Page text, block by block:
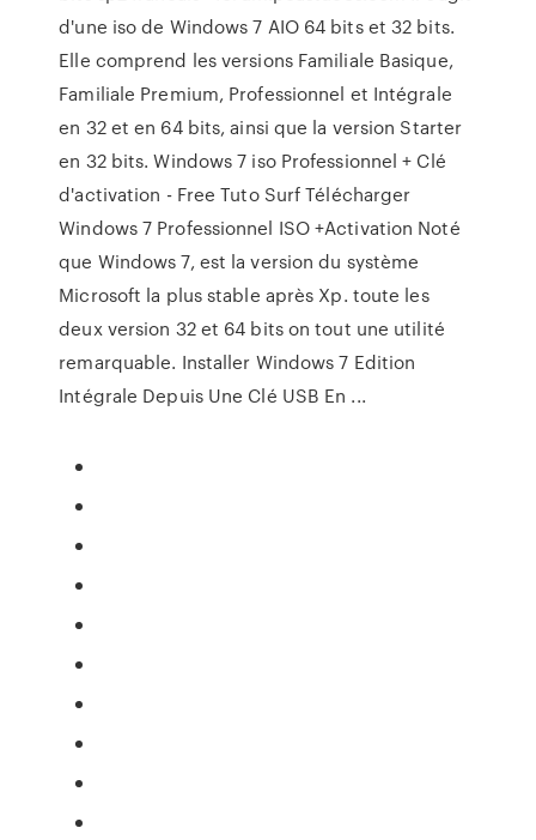
d'une iso de Windows 7 AIO 64 bits et 32 bits.
Elle comprend les versions Familiale Basique,
Familiale Premium, Professionnel et Intégrale
en 32 et en 64 bits, ainsi que la version Starter
en 32 bits. Windows 7 iso Professionnel + Clé
d'activation - Free Tuto Surf Télécharger
Windows 7 Professionnel ISO +Activation Noté
que Windows 7, est la version du système
Microsoft la plus stable après Xp. toute les
deux version 32 et 64 bits on tout une utilité
remarquable. Installer Windows 7 Edition
Intégrale Depuis Une Clé USB En ...